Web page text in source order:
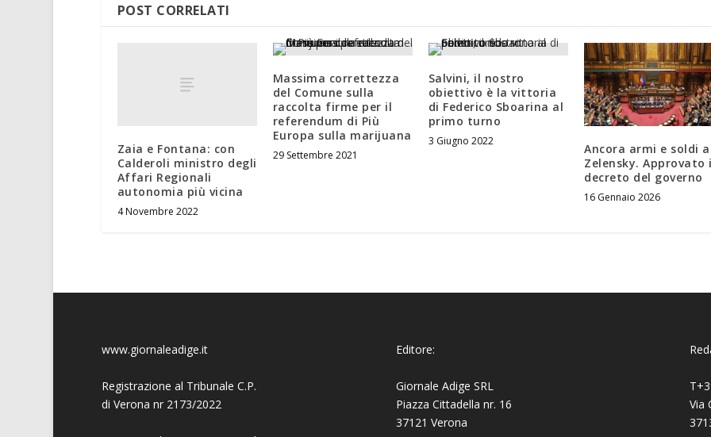
POST CORRELATI
Zaia e Fontana: con
Calderoli ministro degli
Affari Regionali
autonomia più vicina
4 Novembre 2022
Massima correttezza
del Comune sulla
raccolta firme per il
referendum di Più
Europa sulla marijuana
29 Settembre 2021
Salvini, il nostro
obiettivo è la vittoria
di Federico Sboarina al
primo turno
3 Giugno 2022
Ancora armi e soldi a
Zelensky. Approvato
decreto del governo
16 Gennaio 2026
www.giornaleadige.it
Registrazione al Tribunale C.P.
di Verona nr 2173/2022
Editore:
Giornale Adige SRL
Piazza Cittadella nr. 16
37121 Verona
Via